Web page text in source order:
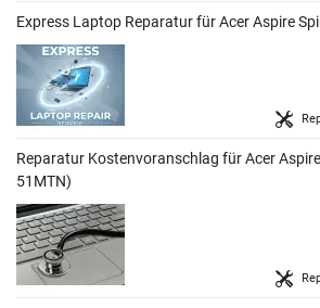
Express Laptop Reparatur für Acer Aspire
Reparatur Kostenvoranschlag für Acer
51MTN)